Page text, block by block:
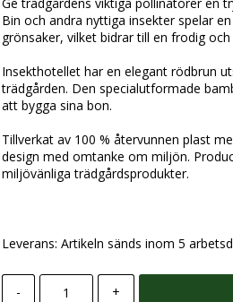
Ge trädgårdens viktiga pollinatörer en
Bin och andra nyttiga insekter spelar
grönsaker, vilket bidrar till en frodig
Insekthotellet har en elegant rödbrun
trädgården. Den specialutformade
att bygga sina bon.
Tillverkat av 100 % återvunnen plast
design med omtanke om miljön.
miljövänliga trädgårdsprodukter.
Leverans: Artikeln sänds inom 5
- +